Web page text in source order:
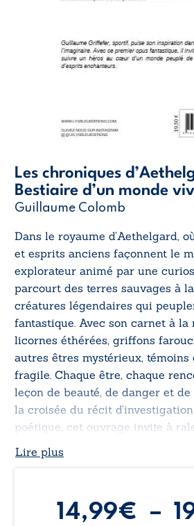
Les chroniques
Bestiaire d’un monde
Guillaume Colomb
Dans le royaume d’Aethelgard,
et esprits anciens façonnent le
explorateur animé par une
parcourt des terres sauvages à
créatures légendaires qui
fantastique. Avec son carnet à
licornes éthérées, griffons
autres êtres mystérieux, témoins
fragile. Chaque être, chaque
leçon de beauté, de danger et de
la croisée du récit
poétique, cet ouvrage invite à
à s’émerveiller. Un voyage
au cœur d’un monde foisonnant,
Lire plus
14,99€ –